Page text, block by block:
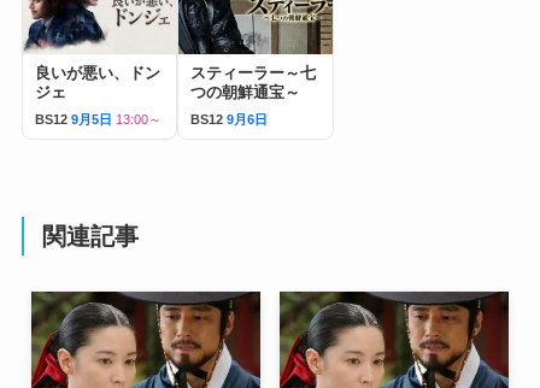
良いが悪い、ドン
ジェ
BS12 9月5日 13:00～
スティーラー～七
つの朝鮮通宝～
BS12 9月6日
関連記事